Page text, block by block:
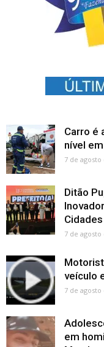
Carro é
nível
7 de agosto
Ditão
7 de agosto
veículo
7 de agosto
em